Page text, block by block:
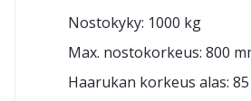
Nostokyky: 1000 kg
Max. nostokorkeus: 800
Haarukan korkeus alas: